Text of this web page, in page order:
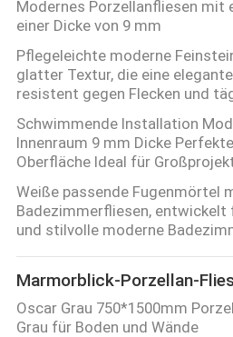
Modernes Porzellanfliesen mit
einer Dicke von 9 mm
Pflegeleichte moderne
glatter Textur, die eine
resistent gegen Flecken und
Schwimmende Installation
Innenraum 9 mm Dicke
Oberfläche Ideal für
Weiße passende Fugenmörtel
Badezimmerfliesen, entwickelt
und stilvolle moderne
Marmorblick-Porzellan-
Oscar Grau 750*1500mm
Grau für Boden und Wände